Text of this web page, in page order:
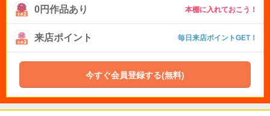
0円作品あり 本棚に入れておこう！
来店ポイント 毎日来店ポイントGET！
今すぐ会員登録する(無料)